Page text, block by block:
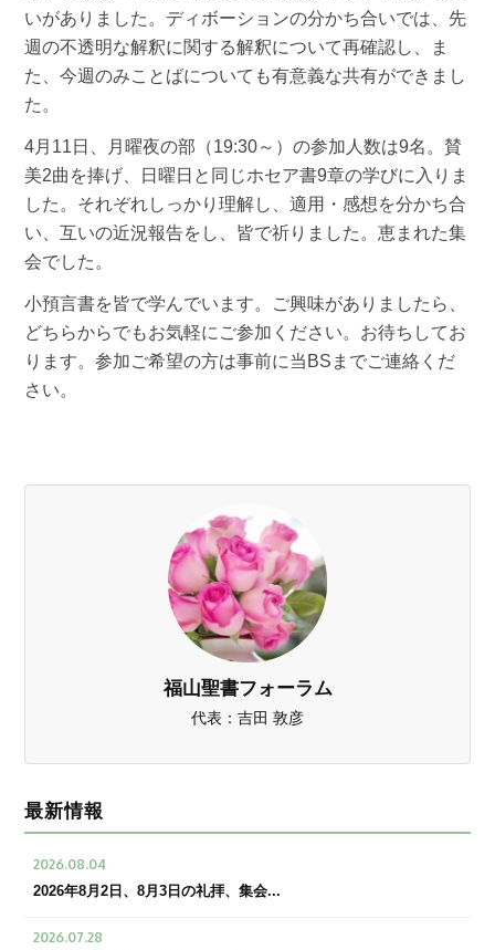
いがありました。ディボーションの分かち合いでは、先
週の不透明な解釈に関する解釈について再確認し、ま
た、今週のみことばについても有意義な共有ができまし
た。
4月11日、月曜夜の部（19:30～）の参加人数は9名。賛
美2曲を捧げ、日曜日と同じホセア書9章の学びに入りま
した。それぞれしっかり理解し、適用・感想を分かち合
い、互いの近況報告をし、皆で祈りました。恵まれた集
会でした。
小預言書を皆で学んでいます。ご興味がありましたら、
どちらからでもお気軽にご参加ください。お待ちしてお
ります。参加ご希望の方は事前に当BSまでご連絡くだ
さい。
福山聖書フォーラム
代表：吉田 敦彦
最新情報
2026.08.04
2026年8月2日、8月3日の礼拝、集会...
2026.07.28